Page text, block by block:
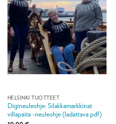
HELSINKI TUOTTEET
Digineuleohje: Silakkamarkkinat
villapaita -neuleohje (ladattava pdf)